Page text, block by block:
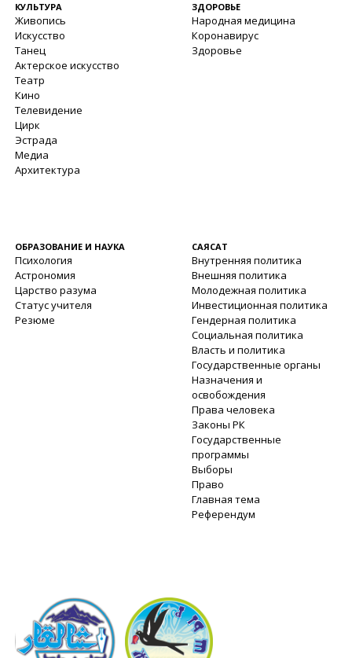
КУЛЬТУРА
Живопись
Искусство
Танец
Актерское искусство
Театр
Кино
Телевидение
Цирк
Эстрада
Медиа
Архитектура
ЗДОРОВЬЕ
Народная медицина
Коронавирус
Здоровье
ОБРАЗОВАНИЕ И НАУКА
Психология
Астрономия
Царство разума
Статус учителя
Резюме
САЯСАТ
Внутренняя политика
Внешняя политика
Молодежная политика
Инвестиционная политика
Гендерная политика
Социальная политика
Власть и политика
Государственные органы
Назначения и
освобождения
Права человека
Законы РК
Государственные
программы
Выборы
Право
Главная тема
Референдум